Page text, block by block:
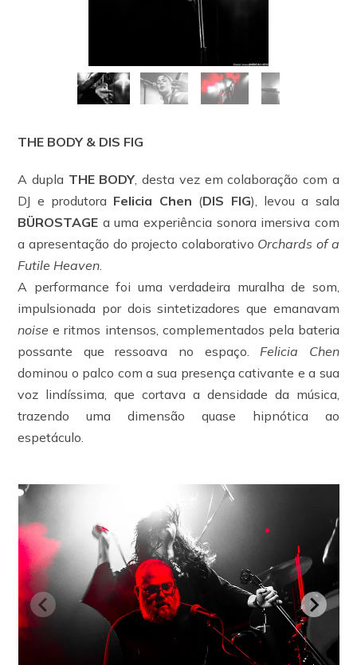
THE BODY & DIS FIG
A dupla THE BODY, desta vez em colaboração com a
DJ e produtora Felicia Chen (DIS FIG), levou a sala
BÜROSTAGE a uma experiência sonora imersiva com
a apresentação do projecto colaborativo Orchards of a
Futile Heaven
A performance foi uma verdadeira muralha de som,
impulsionada por dois sintetizadores que emanavam
noise e ritmos intensos, complementados pela bateria
possante que ressoava no espaço. Felicia Chen
dominou o palco com a sua presença cativante e a sua
voz lindíssima, que cortava a densidade da música,
trazendo uma dimensão quase hipnótica ao
espetáculo.